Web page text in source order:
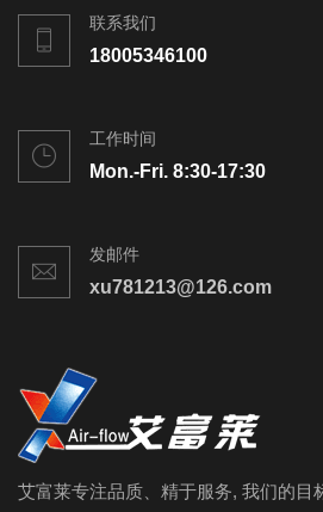
联系我们
18005346100
工作时间
Mon.-Fri. 8:30-17:30
发邮件
xu781213@126.com
艾富莱专注品质、精于服务, 我们的目